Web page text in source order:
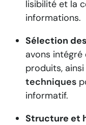
lisibilité et la
informations.
Sélection
avons intégré
produits,
techniques
informatif.
Structure et